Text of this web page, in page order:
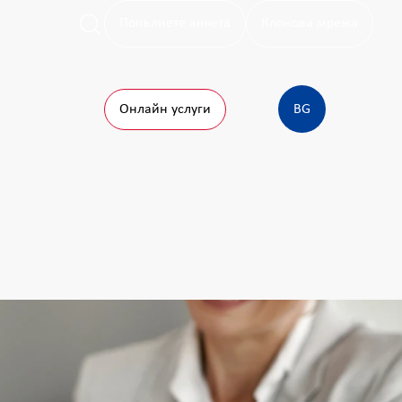
Онлайн услуги BG